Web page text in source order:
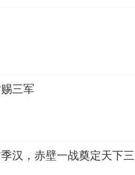
三军
汉，赤壁一战奠定天下三